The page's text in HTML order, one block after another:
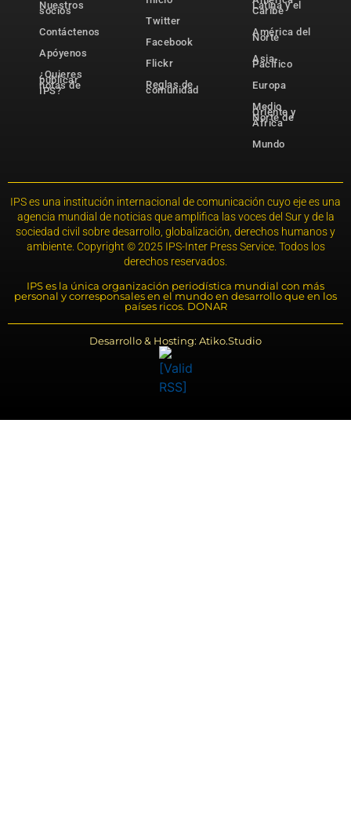
Nuestros
socios
Contáctenos
Apóyenos
¿Quieres
publicar
notas de
IPS?
Twitter
Facebook
Flickr
Reglas de
comunidad
Latina y el
Caribe
América del
Norte
Asia-
Pacífico
Europa
Medio
Oriente y
Norte de
África
Mundo
IPS es una institución internacional de comunicación cuyo eje es una
agencia mundial de noticias que amplifica las voces del Sur y de la
sociedad civil sobre desarrollo, globalización, derechos humanos y
ambiente. Copyright © 2025 IPS-Inter Press Service. Todos los
derechos reservados.
IPS es la única organización periodística mundial con más
personal y corresponsales en el mundo en desarrollo que en los
países ricos. DONAR
Desarrollo & Hosting: Atiko.Studio